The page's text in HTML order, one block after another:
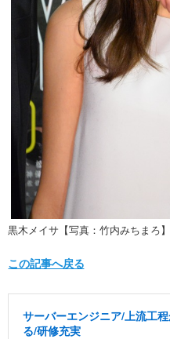
黒木メイサ【写真：竹内みちまろ】
この記事へ戻る
サーバーエンジニア/上流工
る/研修充実